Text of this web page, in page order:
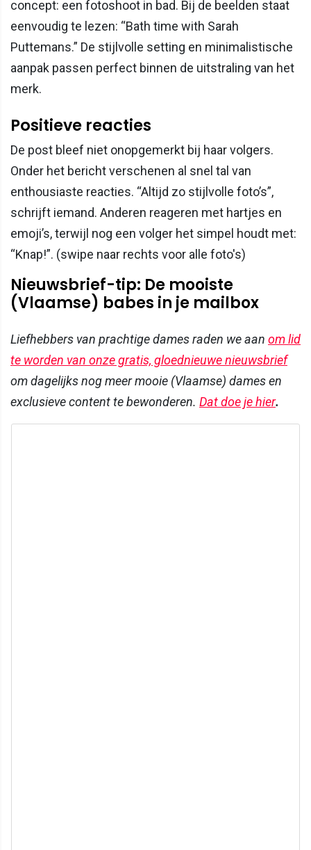
concept: een fotoshoot in bad. Bij de beelden staat
eenvoudig te lezen: “Bath time with Sarah
Puttemans.” De stijlvolle setting en minimalistische
aanpak passen perfect binnen de uitstraling van het
merk.
Positieve reacties
De post bleef niet onopgemerkt bij haar volgers.
Onder het bericht verschenen al snel tal van
enthousiaste reacties. “Altijd zo stijlvolle foto’s”,
schrijft iemand. Anderen reageren met hartjes en
emoji’s, terwijl nog een volger het simpel houdt met:
“Knap!”. (swipe naar rechts voor alle foto's)
Nieuwsbrief-tip: De mooiste
(Vlaamse) babes in je mailbox
Liefhebbers van prachtige dames raden we aan om lid
te worden van onze gratis, gloednieuwe nieuwsbrief
om dagelijks nog meer mooie (Vlaamse) dames en
exclusieve content te bewonderen. Dat doe je hier.